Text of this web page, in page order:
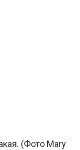
(Фото Mary